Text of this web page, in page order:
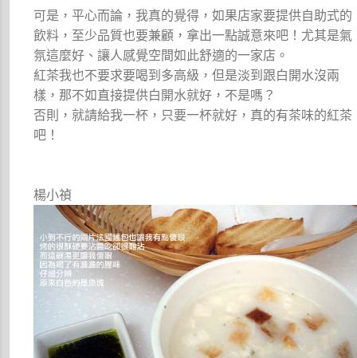
可是，平心而論，我真的覺得，如果店家要提供自助式的
飲料，至少品質也要兼顧，拿出一點誠意來吧！尤其是氣
氛這麼好、讓人感覺空間如此舒適的一家店。
紅茶我也不要求要喝到多高級，但是淡到跟白開水沒兩
樣，那不如直接提供白開水就好，不是嗎？
否則，就請給我一杯，只要一杯就好，真的有茶味的紅茶
吧！
楊小禎